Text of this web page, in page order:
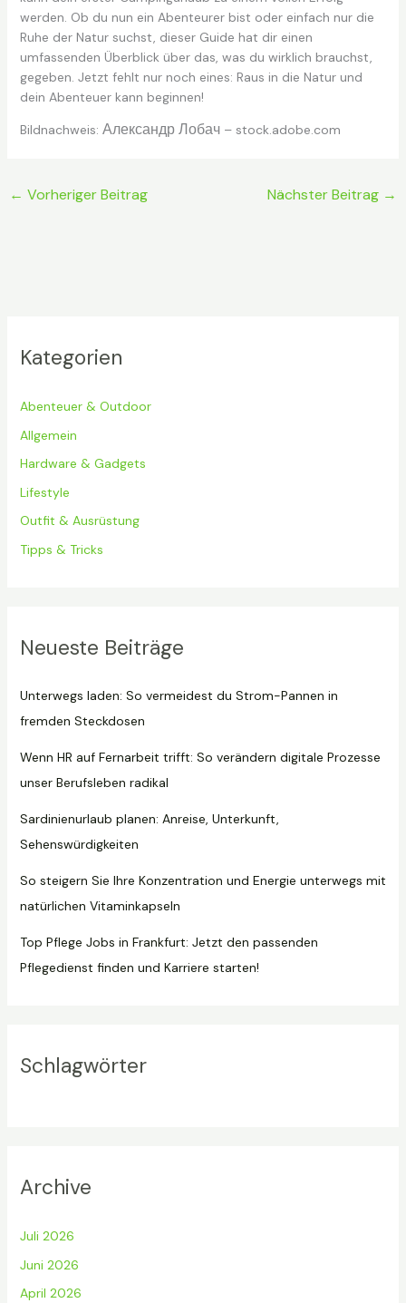
werden. Ob du nun ein Abenteurer bist oder einfach nur die
Ruhe der Natur suchst, dieser Guide hat dir einen
umfassenden Überblick über das, was du wirklich brauchst,
gegeben. Jetzt fehlt nur noch eines: Raus in die Natur und
dein Abenteuer kann beginnen!
Bildnachweis: Александр Лобач – stock.adobe.com
← Vorheriger Beitrag Nächster Beitrag →
Kategorien
Abenteuer & Outdoor
Allgemein
Hardware & Gadgets
Lifestyle
Outfit & Ausrüstung
Tipps & Tricks
Neueste Beiträge
Unterwegs laden: So vermeidest du Strom-Pannen in
fremden Steckdosen
Wenn HR auf Fernarbeit trifft: So verändern digitale Prozesse
unser Berufsleben radikal
Sardinienurlaub planen: Anreise, Unterkunft,
Sehenswürdigkeiten
So steigern Sie Ihre Konzentration und Energie unterwegs mit
natürlichen Vitaminkapseln
Top Pflege Jobs in Frankfurt: Jetzt den passenden
Pflegedienst finden und Karriere starten!
Schlagwörter
Archive
Juli 2026
Juni 2026
April 2026